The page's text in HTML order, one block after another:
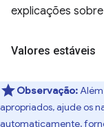
explicações
Valores estáveis
Observação:
apropriados, ajude os
automaticamente,